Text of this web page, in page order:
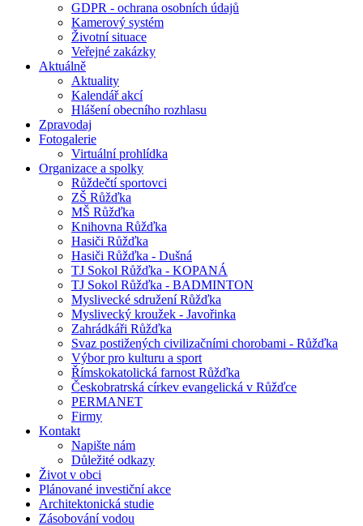
GDPR - ochrana osobních údajů
Kamerový systém
Životní situace
Veřejné zakázky
Aktuálně
Aktuality
Kalendář akcí
Hlášení obecního rozhlasu
Zpravodaj
Fotogalerie
Virtuální prohlídka
Organizace a spolky
Růždečtí sportovci
ZŠ Růžďka
MŠ Růžďka
Knihovna Růžďka
Hasiči Růžďka
Hasiči Růžďka - Dušná
TJ Sokol Růžďka - KOPANÁ
TJ Sokol Růžďka - BADMINTON
Myslivecké sdružení Růžďka
Myslivecký kroužek - Javořinka
Zahrádkáři Růžďka
Svaz postižených civilizačními chorobami - Růžďka
Výbor pro kulturu a sport
Římskokatolická farnost Růžďka
Českobratrská církev evangelická v Růžďce
PERMANET
Firmy
Kontakt
Napište nám
Důležité odkazy
Život v obci
Plánované investiční akce
Architektonická studie
Zásobování vodou